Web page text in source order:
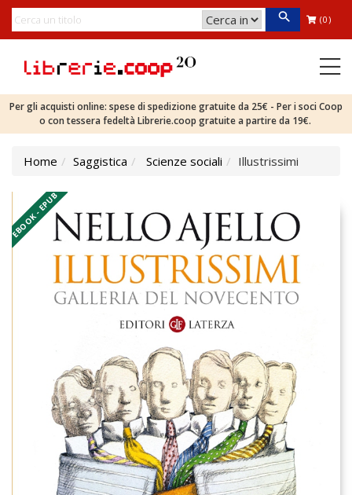
(0)
Per gli acquisti online: spese di spedizione gratuite da 25€ - Per i soci Coop
o con tessera fedeltà Librerie.coop gratuite a partire da 19€.
Home Saggistica Scienze sociali Illustrissimi
EBOOK - EPUB